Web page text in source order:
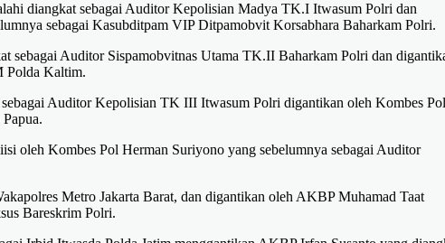
diangkat sebagai Auditor Kepolisian Madya TK.I Itwasum Polri dan
sebagai Kasubditpam VIP Ditpamobvit Korsabhara Baharkam Polri.
sebagai Auditor Sispamobvitnas Utama TK.II Baharkam Polri dan
Polda Kaltim.
Auditor Kepolisian TK III Itwasum Polri digantikan oleh Kombes Pol
oleh Kombes Pol Herman Suriyono yang sebelumnya sebagai Auditor
Metro Jakarta Barat, dan digantikan oleh AKBP Muhamad Taat
Bareskrim Polri.